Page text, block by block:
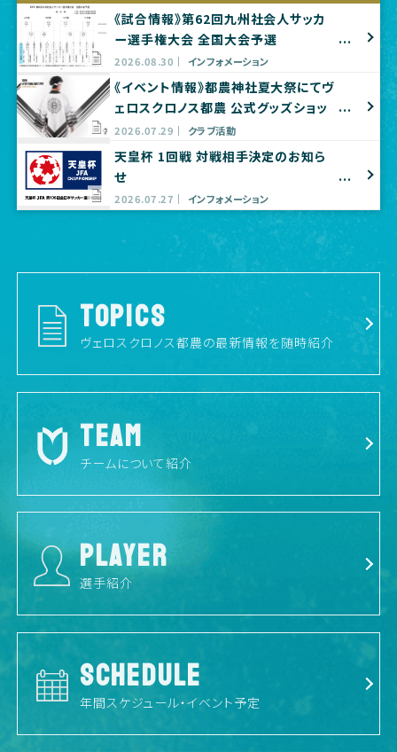
《試合情報》第62回九州社会人サッカ
ー選手権大会 全国大会予選
2026.08.30 インフォメーション
《イベント情報》都農神社夏大祭にてヴ
ェロスクロノス都農 公式グッズショッ
プ出店のお知らせ
2026.07.29 クラブ活動
天皇杯 1回戦 対戦相手決定のお知ら
せ
2026.07.27 インフォメーション
TOPICS
ヴェロスクロノス都農の最新情報を随時紹介
TEAM
チームについて紹介
PLAYER
選手紹介
SCHEDULE
年間スケジュール・イベント予定